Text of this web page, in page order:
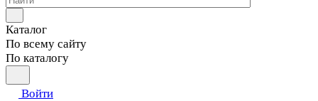
Каталог
По всему сайту
По каталогу
Войти